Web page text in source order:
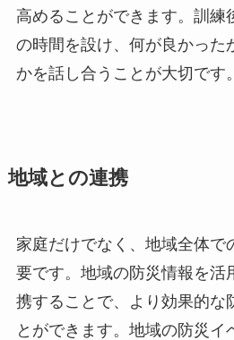
高めることができます。訓練
の時間を設け、何が良かった
かを話し合うことが大切です。
地域との連携
家庭だけでなく、地域全体で
要です。地域の防災情報を活
携することで、より効果的な
とができます。地域の防災イ